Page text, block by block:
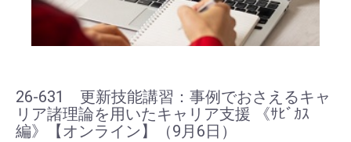
26-631 更新技能講習：事例でおさえるキャ
リア諸理論を用いたキャリア支援 《ｻﾋﾞｶｽ
編》【オンライン】（9月6日）